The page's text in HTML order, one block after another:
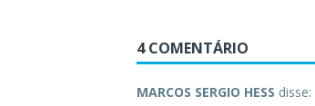
4 COMENTÁRIO
MARCOS SERGIO HESS disse: